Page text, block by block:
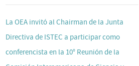
La OEA invitó al Chairman de la Junta
Directiva de ISTEC a participar como
conferencista en la 10° Reunión de la